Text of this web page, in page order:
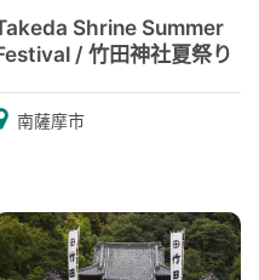
Shrine Summer
/ 竹田神社夏祭り
南薩摩市